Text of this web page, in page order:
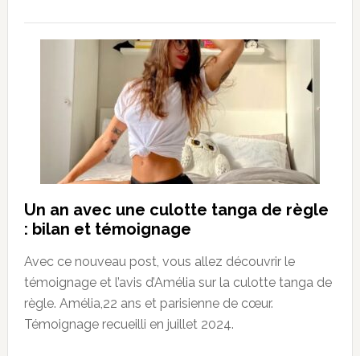
Un an avec une culotte tanga de règle
: bilan et témoignage
Avec ce nouveau post, vous allez découvrir le
témoignage et l’avis d’Amélia sur la culotte tanga de
règle. Amélia,22 ans et parisienne de cœur.
Témoignage recueilli en juillet 2024.